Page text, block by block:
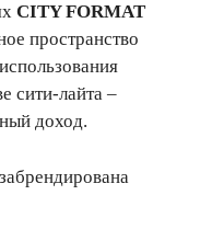
CITY FORMAT
пространство
сити-лайта –
доход.